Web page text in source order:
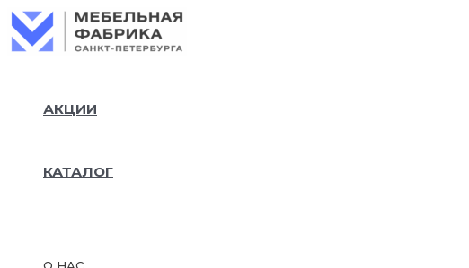
Перейти
к
АКЦИИ
КАТАЛОГ